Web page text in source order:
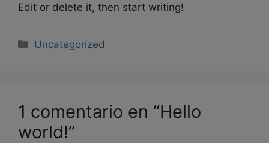
Edit or delete it, then start writing!
Uncategorized
1 comentario en “Hello
world!”